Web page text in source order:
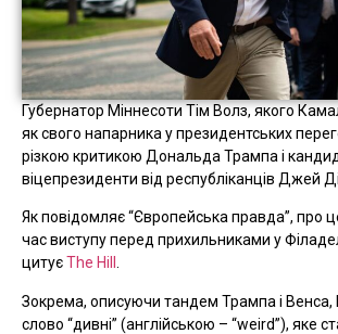
Губернатор Міннесоти Тім Волз, якого
як свого напарника у президентських
різкою критикою Дональда Трампа і
віцепрезиденти від республіканців Джей
Як повідомляє “Європейська правда”, про
час виступу перед прихильниками у
цитуєThe Hill
Зокрема, описуючи тандем Трампа і Венса,
слово “дивні” (англійською – “weird”), яке